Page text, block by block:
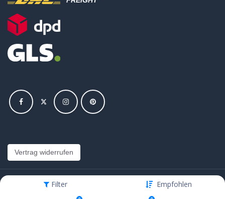
Filter Empfohlen
Vertrag widerrufen
Copyright © Hajus AG - Alle Rechte vorbehalten